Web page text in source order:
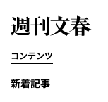
コンテンツ
新着記事